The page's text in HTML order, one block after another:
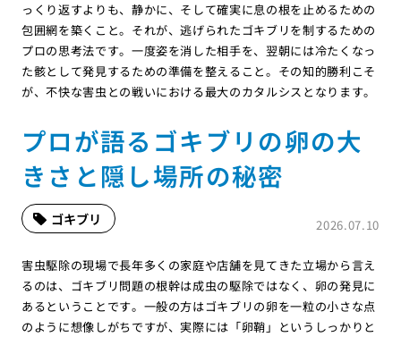
っくり返すよりも、静かに、そして確実に息の根を止めるための
包囲網を築くこと。それが、逃げられたゴキブリを制するための
プロの思考法です。一度姿を消した相手を、翌朝には冷たくなっ
た骸として発見するための準備を整えること。その知的勝利こそ
が、不快な害虫との戦いにおける最大のカタルシスとなります。
プロが語るゴキブリの卵の大
きさと隠し場所の秘密
2026.07.10
ゴキブリ
害虫駆除の現場で長年多くの家庭や店舗を見てきた立場から言え
るのは、ゴキブリ問題の根幹は成虫の駆除ではなく、卵の発見に
あるということです。一般の方はゴキブリの卵を一粒の小さな点
のように想像しがちですが、実際には「卵鞘」というしっかりと